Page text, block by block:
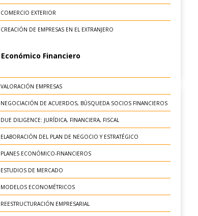
COMERCIO EXTERIOR
CREACIÓN DE EMPRESAS EN EL EXTRANJERO
Económico Financiero
VALORACIÓN EMPRESAS
NEGOCIACIÓN DE ACUERDOS, BÚSQUEDA SOCIOS FINANCIEROS
DUE DILIGENCE: JURÍDICA, FINANCIERA, FISCAL
ELABORACIÓN DEL PLAN DE NEGOCIO Y ESTRATÉGICO
PLANES ECONÓMICO-FINANCIEROS
ESTUDIOS DE MERCADO
MODELOS ECONOMÉTRICOS
REESTRUCTURACIÓN EMPRESARIAL